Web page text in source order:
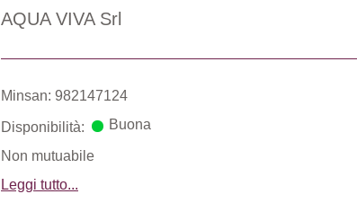
AQUA VIVA Srl
Minsan: 982147124
Disponibilità: Buona
Non mutuabile
Leggi tutto...